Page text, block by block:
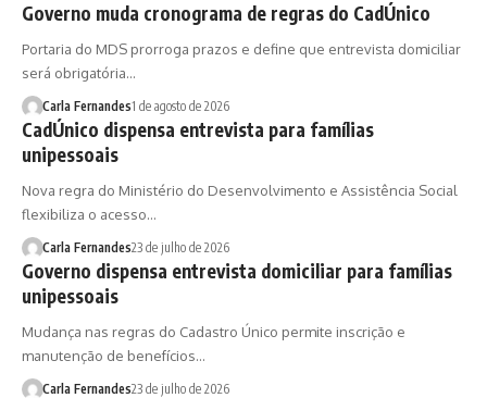
Governo muda cronograma de regras do CadÚnico
Portaria do MDS prorroga prazos e define que entrevista domiciliar
será obrigatória…
Carla Fernandes1 de agosto de 2026
CadÚnico dispensa entrevista para famílias
unipessoais
Nova regra do Ministério do Desenvolvimento e Assistência Social
flexibiliza o acesso…
Carla Fernandes23 de julho de 2026
Governo dispensa entrevista domiciliar para famílias
unipessoais
Mudança nas regras do Cadastro Único permite inscrição e
manutenção de benefícios…
Carla Fernandes23 de julho de 2026